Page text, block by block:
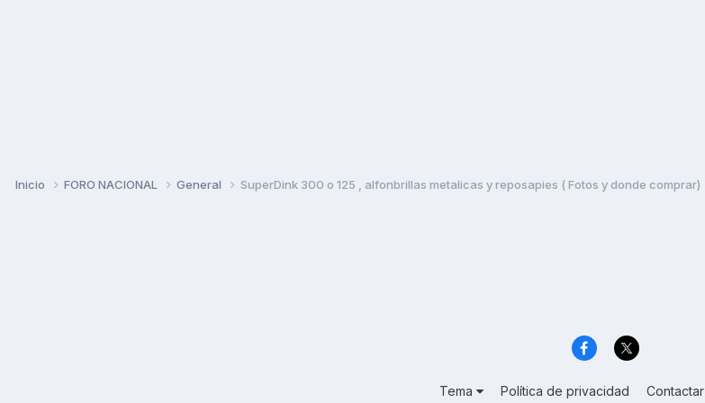
Inicio FORO NACIONAL General SuperDink 300 o 125 , alfonbrillas metalicas y reposapies ( Fotos y donde comprar)
Tema Política de privacidad Contactar